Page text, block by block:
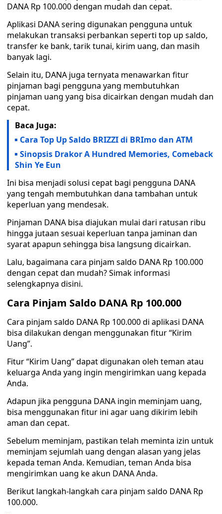
DANA Rp 100.000 dengan mudah dan cepat.
Aplikasi DANA sering digunakan pengguna untuk
melakukan transaksi perbankan seperti top up saldo,
transfer ke bank, tarik tunai, kirim uang, dan masih
banyak lagi.
Selain itu, DANA juga ternyata menawarkan fitur
pinjaman bagi pengguna yang membutuhkan
pinjaman uang yang bisa dicairkan dengan mudah dan
cepat.
Baca Juga:
Cara Top Up Saldo BRIZZI di BRImo dan ATM
Sinopsis Drakor A Hundred Memories, Comeback
Shin Ye Eun
Ini bisa menjadi solusi cepat bagi pengguna DANA
yang tengah membutuhkan dana tambahan untuk
keperluan yang mendesak.
Pinjaman DANA bisa diajukan mulai dari ratusan ribu
hingga jutaan sesuai keperluan tanpa jaminan dan
syarat apapun sehingga bisa langsung dicairkan.
Lalu, bagaimana cara pinjam saldo DANA Rp 100.000
dengan cepat dan mudah? Simak informasi
selengkapnya disini.
Cara Pinjam Saldo DANA Rp 100.000
Cara pinjam saldo DANA Rp 100.000 di aplikasi DANA
bisa dilakukan dengan menggunakan fitur “Kirim
Uang”.
Fitur “Kirim Uang” dapat digunakan oleh teman atau
keluarga Anda yang ingin mengirimkan uang kepada
Anda.
Adapun jika pengguna DANA ingin meminjam uang,
bisa menggunakan fitur ini agar uang dikirim lebih
aman dan cepat.
Sebelum meminjam, pastikan telah meminta izin untuk
meminjam sejumlah uang dengan alasan yang jelas
kepada teman Anda. Kemudian, teman Anda bisa
mengirimkan uang ke akun DANA Anda.
Berikut langkah-langkah cara pinjam saldo DANA Rp
100.000.